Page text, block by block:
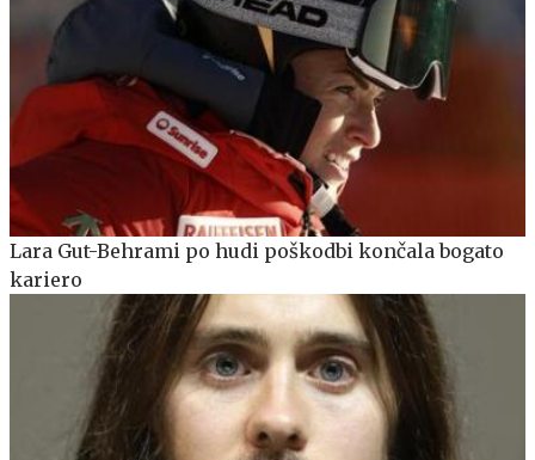
Lara Gut-Behrami po hudi poškodbi končala bogato
kariero